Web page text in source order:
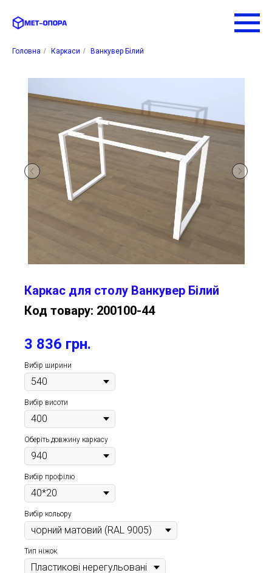
Головна / Каркаси / Ванкувер Білий
Каркас для столу Ванкувер Білий
Код товару: 200100-44
3 836 грн.
Вибір ширини
Вибір висоти
Оберіть довжину каркасу
Вибір профілю
Вибір кольору
Тип ніжок